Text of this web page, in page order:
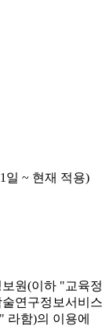
일 ~ 현재 적용)
원(이하 "교육정
연구정보서비스
라함)의 이용에